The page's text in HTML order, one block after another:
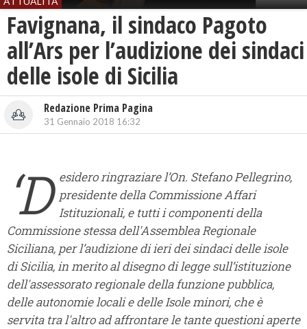
Favignana, il sindaco Pagoto
all’Ars per l’audizione dei sindaci
delle isole di Sicilia
Redazione Prima Pagina
31 Gennaio 2018 16:32
‘D esidero ringraziare l’On. Stefano Pellegrino,
presidente della Commissione Affari
Istituzionali, e tutti i componenti della
Commissione stessa dell'Assemblea Regionale
Siciliana, per l’audizione di ieri dei sindaci delle isole
di Sicilia, in merito al disegno di legge sull’istituzione
dell'assessorato regionale della funzione pubblica,
delle autonomie locali e delle Isole minori, che è
servita tra l'altro ad affrontare le tante questioni aperte